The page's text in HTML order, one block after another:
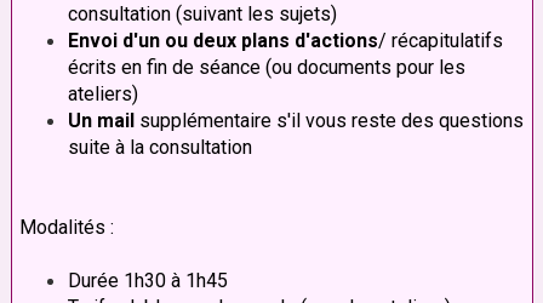
consultation (suivant les sujets)
Envoi d'un ou deux plans d'actions/ récapitulatifs
écrits en fin de séance (ou documents pour les
ateliers)
Un mail supplémentaire s'il vous reste des questions
suite à la consultation
Modalités :
Durée 1h30 à 1h45